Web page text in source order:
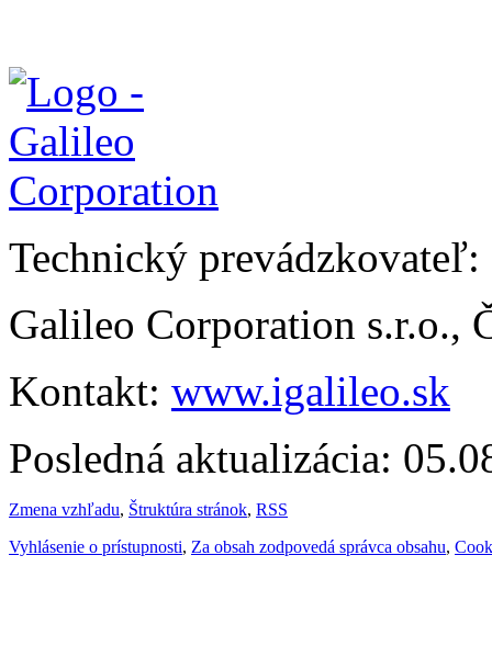
Technický prevádzkovateľ:
Galileo Corporation s.r.o.,
Kontakt: www.igalileo.sk
Posledná aktualizácia:
Zmena vzhľadu, Štruktúra stránok, RSS
Vyhlásenie o prístupnosti, Za obsah zodpovedá správca obsahu,